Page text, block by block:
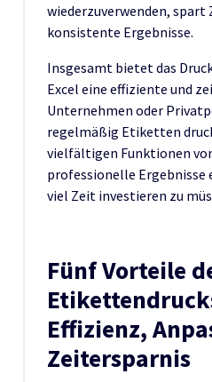
wiederzuverwenden,
konsistente Ergebnisse.
Insgesamt bietet das
Excel eine effiziente und
Unternehmen oder
regelmäßig Etiketten
vielfältigen Funktionen
professionelle Ergebnisse
viel Zeit investieren zu
Fünf Vorteile
Effizienz,
Zeitersparnis